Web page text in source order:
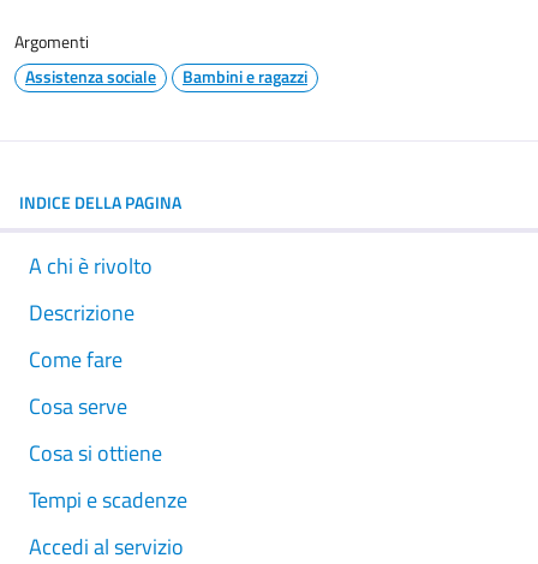
Argomenti
Assistenza sociale
Bambini e ragazzi
INDICE DELLA PAGINA
A chi è rivolto
Descrizione
Come fare
Cosa serve
Cosa si ottiene
Tempi e scadenze
Accedi al servizio